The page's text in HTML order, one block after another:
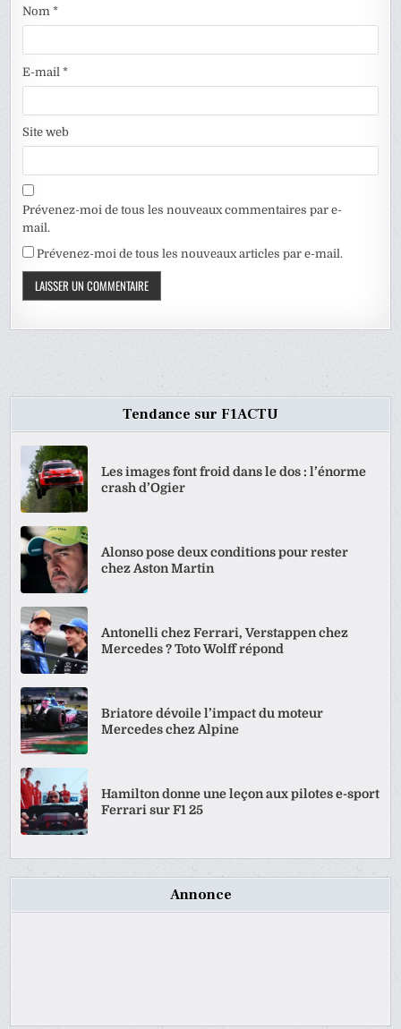
Nom*
E-mail*
Site web
Prévenez-moi de tous les nouveaux commentaires par e-
mail.
Prévenez-moi de tous les nouveaux articles par e-mail.
Tendance sur F1ACTU
Les images font froid dans le dos : l’énorme
crash d’Ogier
Alonso pose deux conditions pour rester
chez Aston Martin
Antonelli chez Ferrari, Verstappen chez
Mercedes ? Toto Wolff répond
Briatore dévoile l’impact du moteur
Mercedes chez Alpine
Hamilton donne une leçon aux pilotes e-sport
Ferrari sur F1 25
Annonce